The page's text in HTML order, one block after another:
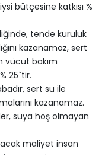
bütçesine katkısı %
tende kuruluk
kazanamaz, sert
vücut bakım
25`tir.
sert su ile
kazanamaz.
suya hoş olmayan
maliyet insan